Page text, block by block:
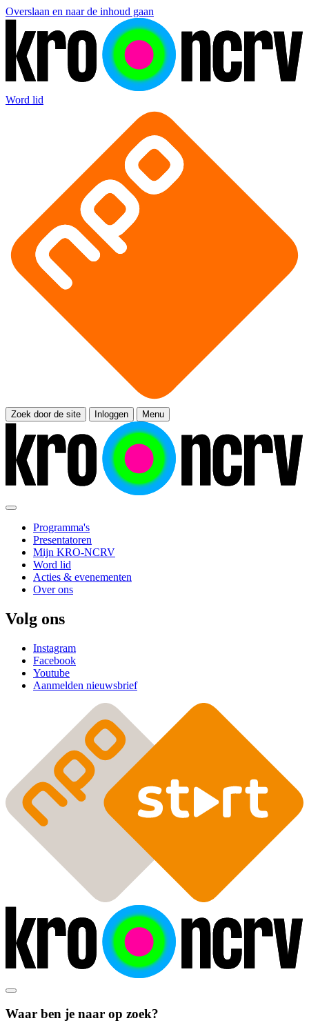
Overslaan en naar de inhoud gaan
Word lid
Zoek door de site Inloggen Menu
Programma's
Presentatoren
Mijn KRO-NCRV
Word lid
Acties & evenementen
Over ons
Volg ons
Instagram
Facebook
Youtube
Aanmelden nieuwsbrief
Waar ben je naar op zoek?